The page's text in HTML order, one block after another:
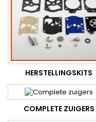
HERSTELLINGSKITS
COMPLETE ZUIGERS